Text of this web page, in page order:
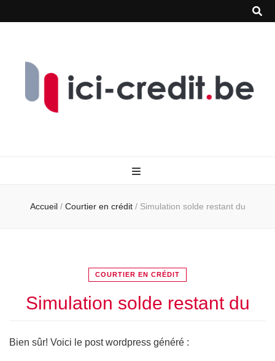
Accueil / Courtier en crédit / Simulation solde restant du
COURTIER EN CRÉDIT
Simulation solde restant du
Bien sûr! Voici le post wordpress généré :